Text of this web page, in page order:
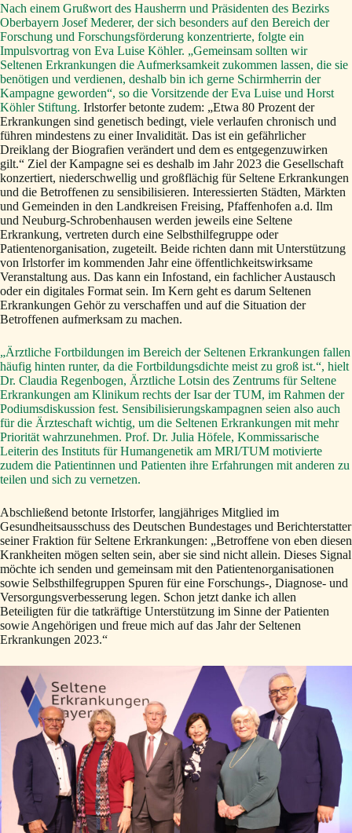
Nach einem Grußwort des Hausherrn und Präsidenten des Bezirks
Oberbayern Josef Mederer, der sich besonders auf den Bereich der
Forschung und Forschungsförderung konzentrierte, folgte ein
Impulsvortrag von Eva Luise Köhler. „Gemeinsam sollten wir
Seltenen Erkrankungen die Aufmerksamkeit zukommen lassen, die sie
benötigen und verdienen, deshalb bin ich gerne Schirmherrin der
Kampagne geworden“, so die Vorsitzende der Eva Luise und Horst
Köhler Stiftung. Irlstorfer betonte zudem: „Etwa 80 Prozent der
Erkrankungen sind genetisch bedingt, viele verlaufen chronisch und
führen mindestens zu einer Invalidität. Das ist ein gefährlicher
Dreiklang der Biografien verändert und dem es entgegenzuwirken
gilt.“ Ziel der Kampagne sei es deshalb im Jahr 2023 die Gesellschaft
konzertiert, niederschwellig und großflächig für Seltene Erkrankungen
und die Betroffenen zu sensibilisieren. Interessierten Städten, Märkten
und Gemeinden in den Landkreisen Freising, Pfaffenhofen a.d. Ilm
und Neuburg-Schrobenhausen werden jeweils eine Seltene
Erkrankung, vertreten durch eine Selbsthilfegruppe oder
Patientenorganisation, zugeteilt. Beide richten dann mit Unterstützung
von Irlstorfer im kommenden Jahr eine öffentlichkeitswirksame
Veranstaltung aus. Das kann ein Infostand, ein fachlicher Austausch
oder ein digitales Format sein. Im Kern geht es darum Seltenen
Erkrankungen Gehör zu verschaffen und auf die Situation der
Betroffenen aufmerksam zu machen.
„Ärztliche Fortbildungen im Bereich der Seltenen Erkrankungen fallen
häufig hinten runter, da die Fortbildungsdichte meist zu groß ist.“, hielt
Dr. Claudia Regenbogen, Ärztliche Lotsin des Zentrums für Seltene
Erkrankungen am Klinikum rechts der Isar der TUM, im Rahmen der
Podiumsdiskussion fest. Sensibilisierungskampagnen seien also auch
für die Ärzteschaft wichtig, um die Seltenen Erkrankungen mit mehr
Priorität wahrzunehmen. Prof. Dr. Julia Höfele, Kommissarische
Leiterin des Instituts für Humangenetik am MRI/TUM motivierte
zudem die Patientinnen und Patienten ihre Erfahrungen mit anderen zu
teilen und sich zu vernetzen.
Abschließend betonte Irlstorfer, langjähriges Mitglied im
Gesundheitsausschuss des Deutschen Bundestages und Berichterstatter
seiner Fraktion für Seltene Erkrankungen: „Betroffene von eben diesen
Krankheiten mögen selten sein, aber sie sind nicht allein. Dieses Signal
möchte ich senden und gemeinsam mit den Patientenorganisationen
sowie Selbsthilfegruppen Spuren für eine Forschungs-, Diagnose- und
Versorgungsverbesserung legen. Schon jetzt danke ich allen
Beteiligten für die tatkräftige Unterstützung im Sinne der Patienten
sowie Angehörigen und freue mich auf das Jahr der Seltenen
Erkrankungen 2023.“